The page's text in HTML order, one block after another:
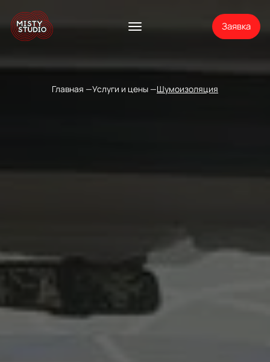
Заявка
Главная Услуги и цены Шумоизоляция